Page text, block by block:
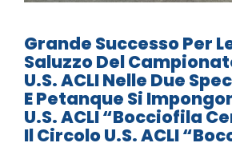
Grande Successo Per
Saluzzo Del
U.S. ACLI Nelle Due
E Petanque Si
U.S. ACLI “Bocciofila
Il Circolo U.S. ACLI